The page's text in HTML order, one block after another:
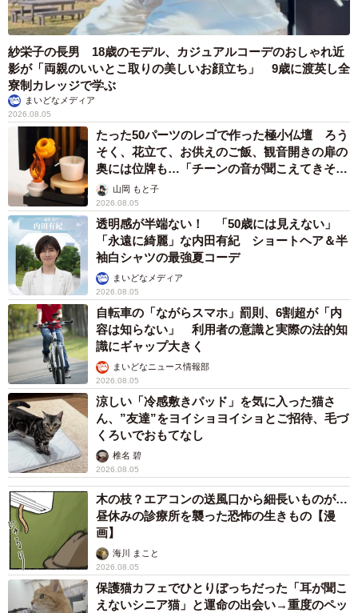
紗栄子の長男 18歳のモデル、カジュアルコーデのおしゃれ近
影が「両親のいいとこ取りの美しいお顔立ち」 9歳に渡英し全
寮制カレッジで学ぶ
まいどなメディア
2026.08.05
たった50パーツのレゴで作った極小仏壇 ろう
そく、花立て、お供えのご飯、観音開きの扉の
奥には位牌も…「チーンの音が聞こえてきそ
う」山岡 もと子
2026.08.05
透明感が半端ない！ 「50歳には見えない」
「永遠に綺麗」な内田有紀 ショートヘア＆半
袖白シャツの最強夏コーデ
まいどなメディア
2026.08.05
自転車の「ながらスマホ」罰則、6割超が「内
容は知らない」 利用者の意識と実際の法的知
識にギャップ大きく
まいどなニュース情報部
2026.08.05
涼しい「冷感敷きパッド」を気に入った猫さ
ん、”友達”をヨイショヨイショとご招待、毛づ
くろいでおもてなし
椎名 碧
2026.08.05
木の枝？エアコンの送風口から細長いものが…
昼休みの診療所を襲った恐怖の生きもの【漫
画】
海川 まこと
2026.08.05
保護猫カフェでひとりぼっちだった「耳が聞こ
えないシニア猫」と運命の出会い→重度のペッ